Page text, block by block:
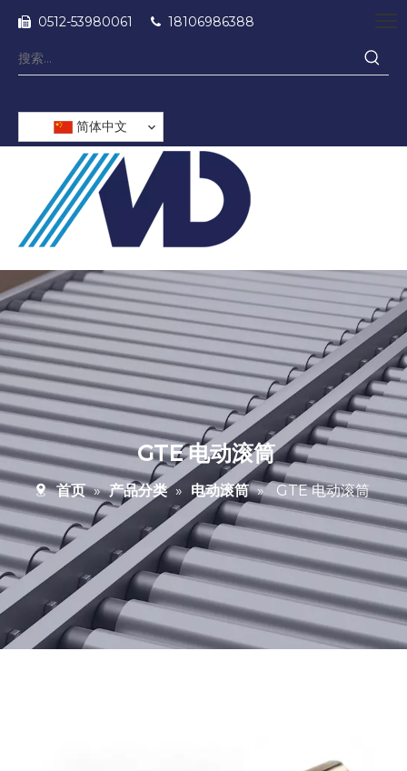
 0512-53980061  18106986388
简体中文
GTE 电动滚筒
首页 » 产品分类 » 电动滚筒 » GTE 电动滚筒